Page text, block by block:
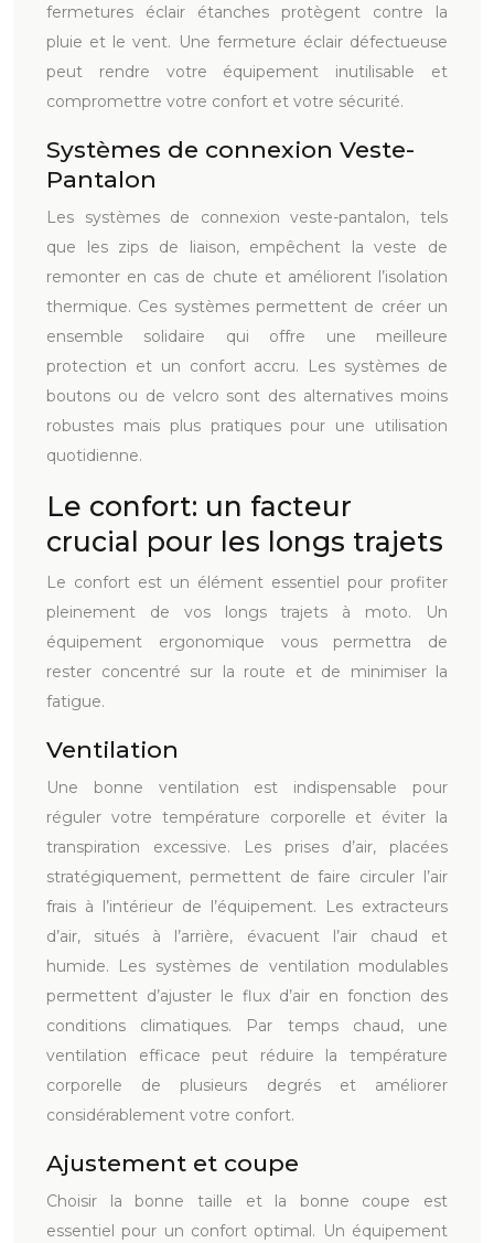
fermetures éclair étanches protègent contre la
pluie et le vent. Une fermeture éclair défectueuse
peut rendre votre équipement inutilisable et
compromettre votre confort et votre sécurité.
Systèmes de connexion Veste-
Pantalon
Les systèmes de connexion veste-pantalon, tels
que les zips de liaison, empêchent la veste de
remonter en cas de chute et améliorent l’isolation
thermique. Ces systèmes permettent de créer un
ensemble solidaire qui offre une meilleure
protection et un confort accru. Les systèmes de
boutons ou de velcro sont des alternatives moins
robustes mais plus pratiques pour une utilisation
quotidienne.
Le confort: un facteur
crucial pour les longs trajets
Le confort est un élément essentiel pour profiter
pleinement de vos longs trajets à moto. Un
équipement ergonomique vous permettra de
rester concentré sur la route et de minimiser la
fatigue.
Ventilation
Une bonne ventilation est indispensable pour
réguler votre température corporelle et éviter la
transpiration excessive. Les prises d’air, placées
stratégiquement, permettent de faire circuler l’air
frais à l’intérieur de l’équipement. Les extracteurs
d’air, situés à l’arrière, évacuent l’air chaud et
humide. Les systèmes de ventilation modulables
permettent d’ajuster le flux d’air en fonction des
conditions climatiques. Par temps chaud, une
ventilation efficace peut réduire la température
corporelle de plusieurs degrés et améliorer
considérablement votre confort.
Ajustement et coupe
Choisir la bonne taille et la bonne coupe est
essentiel pour un confort optimal. Un équipement